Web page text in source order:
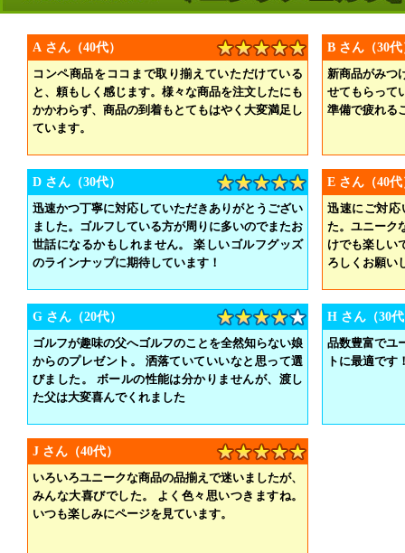
A さん（40代）
コンペ商品をココまで取り揃えていただけている
と、頼もしく感じます。様々な商品を注文したにも
かかわらず、商品の到着もとてもはやく大変満足し
ています。
B さん（30代
新商品がみつ
せてもらって
準備で疲れる
D さん（30代）
迅速かつ丁寧に対応していただきありがとうござい
ました。ゴルフしている方が周りに多いのでまたお
世話になるかもしれません。 楽しいゴルフグッズ
のラインナップに期待しています！
E さん（40代
迅速にご対応
た。ユニーク
けでも楽しい
ろしくお願い
G さん（20代）
ゴルフが趣味の父へゴルフのことを全然知らない娘
からのプレゼント。 洒落ていていいなと思って選
びました。 ボールの性能は分かりませんが、渡し
た父は大変喜んでくれました
H さん（30
品数豊富でユ
トに最適です
J さん（40代）
いろいろユニークな商品の品揃えで迷いましたが、
みんな大喜びでした。 よく色々思いつきますね。
いつも楽しみにページを見ています。